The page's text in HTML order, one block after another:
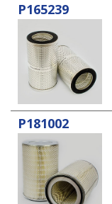
P165239
P181002